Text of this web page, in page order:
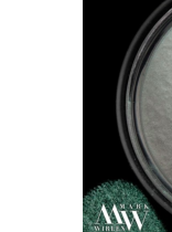
Доступные
Международная
доставка
Германия,
Латвия,